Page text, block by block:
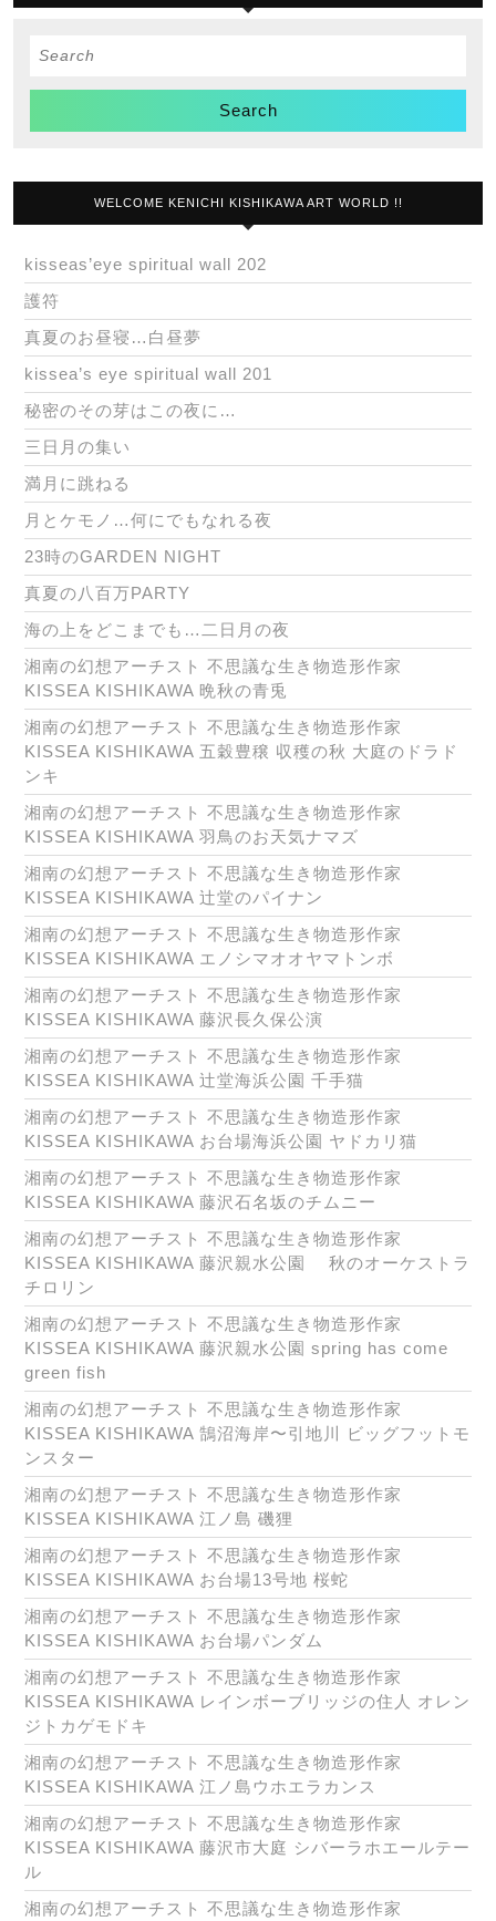
Search
WELCOME KENICHI KISHIKAWA ART WORLD !!
kisseas’eye spiritual wall 202
護符
真夏のお昼寝…白昼夢
kissea’s eye spiritual wall 201
秘密のその芽はこの夜に…
三日月の集い
満月に跳ねる
月とケモノ…何にでもなれる夜
23時のGARDEN NIGHT
真夏の八百万PARTY
海の上をどこまでも…二日月の夜
湘南の幻想アーチスト 不思議な生き物造形作家
KISSEA KISHIKAWA 晩秋の青兎
湘南の幻想アーチスト 不思議な生き物造形作家
KISSEA KISHIKAWA 五穀豊穣 収穫の秋 大庭のドラド
ンキ
湘南の幻想アーチスト 不思議な生き物造形作家
KISSEA KISHIKAWA 羽鳥のお天気ナマズ
湘南の幻想アーチスト 不思議な生き物造形作家
KISSEA KISHIKAWA 辻堂のパイナン
湘南の幻想アーチスト 不思議な生き物造形作家
KISSEA KISHIKAWA エノシマオオヤマトンボ
湘南の幻想アーチスト 不思議な生き物造形作家
KISSEA KISHIKAWA 藤沢長久保公演
湘南の幻想アーチスト 不思議な生き物造形作家
KISSEA KISHIKAWA 辻堂海浜公園 千手猫
湘南の幻想アーチスト 不思議な生き物造形作家
KISSEA KISHIKAWA お台場海浜公園 ヤドカリ猫
湘南の幻想アーチスト 不思議な生き物造形作家
KISSEA KISHIKAWA 藤沢石名坂のチムニー
湘南の幻想アーチスト 不思議な生き物造形作家
KISSEA KISHIKAWA 藤沢親水公園 秋のオーケストラ
チロリン
湘南の幻想アーチスト 不思議な生き物造形作家
KISSEA KISHIKAWA 藤沢親水公園 spring has come
green fish
湘南の幻想アーチスト 不思議な生き物造形作家
KISSEA KISHIKAWA 鵠沼海岸〜引地川 ビッグフットモ
ンスター
湘南の幻想アーチスト 不思議な生き物造形作家
KISSEA KISHIKAWA 江ノ島 磯狸
湘南の幻想アーチスト 不思議な生き物造形作家
KISSEA KISHIKAWA お台場13号地 桜蛇
湘南の幻想アーチスト 不思議な生き物造形作家
KISSEA KISHIKAWA お台場パンダム
湘南の幻想アーチスト 不思議な生き物造形作家
KISSEA KISHIKAWA レインボーブリッジの住人 オレン
ジトカゲモドキ
湘南の幻想アーチスト 不思議な生き物造形作家
KISSEA KISHIKAWA 江ノ島ウホエラカンス
湘南の幻想アーチスト 不思議な生き物造形作家
KISSEA KISHIKAWA 藤沢市大庭 シバーラホエールテー
ル
湘南の幻想アーチスト 不思議な生き物造形作家